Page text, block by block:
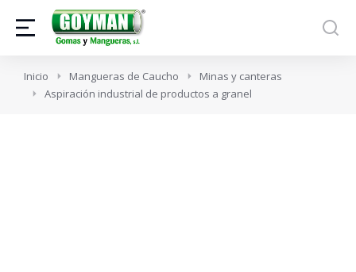
Estás aquí:
Inicio Mangueras de Caucho
Minas y canteras
Aspiración industrial de productos a granel